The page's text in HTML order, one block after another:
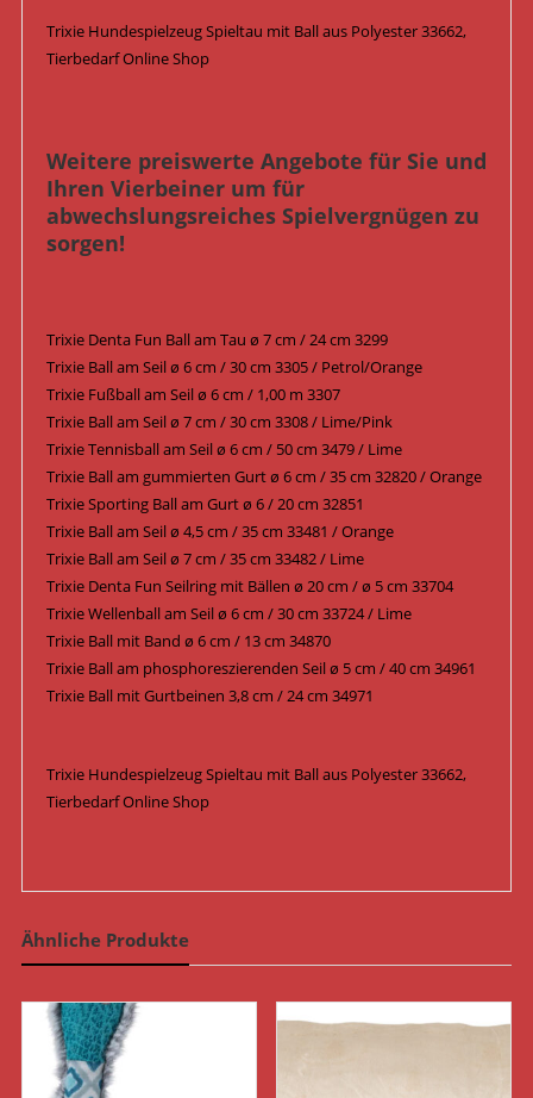
Trixie Hundespielzeug Spieltau mit Ball aus Polyester 33662,
Tierbedarf Online Shop
Weitere preiswerte Angebote für Sie und
Ihren Vierbeiner um für
abwechslungsreiches Spielvergnügen zu
sorgen!
Trixie Denta Fun Ball am Tau ø 7 cm / 24 cm 3299
Trixie Ball am Seil ø 6 cm / 30 cm 3305 / Petrol/Orange
Trixie Fußball am Seil ø 6 cm / 1,00 m 3307
Trixie Ball am Seil ø 7 cm / 30 cm 3308 / Lime/Pink
Trixie Tennisball am Seil ø 6 cm / 50 cm 3479 / Lime
Trixie Ball am gummierten Gurt ø 6 cm / 35 cm 32820 / Orange
Trixie Sporting Ball am Gurt ø 6 / 20 cm 32851
Trixie Ball am Seil ø 4,5 cm / 35 cm 33481 / Orange
Trixie Ball am Seil ø 7 cm / 35 cm 33482 / Lime
Trixie Denta Fun Seilring mit Bällen ø 20 cm / ø 5 cm 33704
Trixie Wellenball am Seil ø 6 cm / 30 cm 33724 / Lime
Trixie Ball mit Band ø 6 cm / 13 cm 34870
Trixie Ball am phosphoreszierenden Seil ø 5 cm / 40 cm 34961
Trixie Ball mit Gurtbeinen 3,8 cm / 24 cm 34971
Trixie Hundespielzeug Spieltau mit Ball aus Polyester 33662,
Tierbedarf Online Shop
Ähnliche Produkte